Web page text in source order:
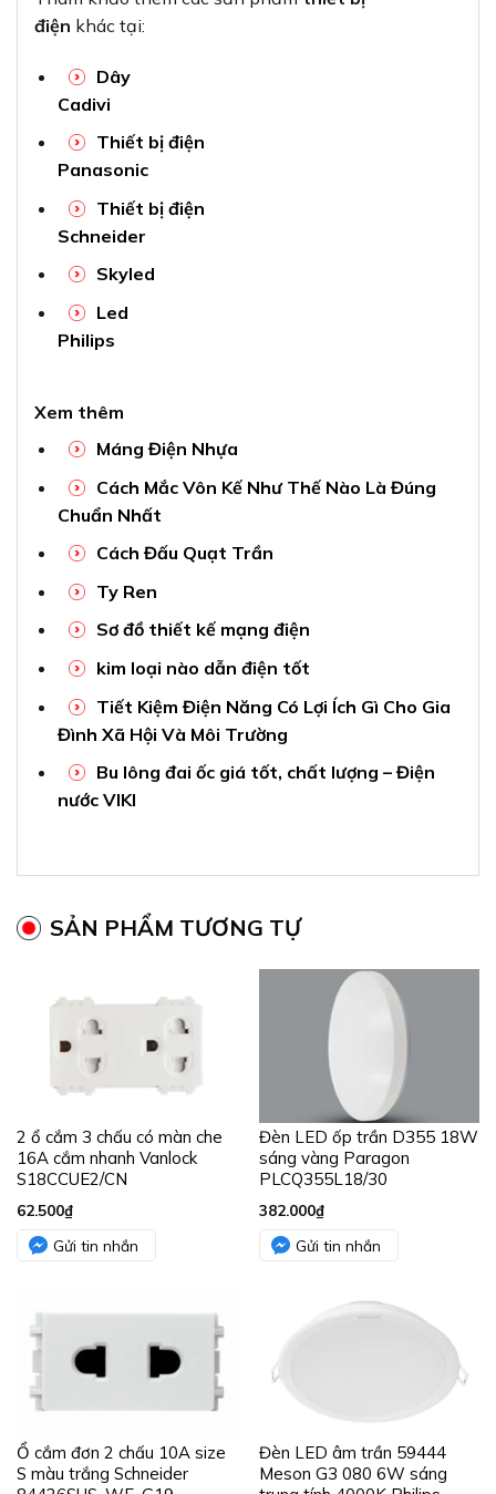
Xem thêm
Máng Điện Nhựa
Cách Mắc Vôn Kế Như Thế Nào Là Đúng
Chuẩn Nhất
Cách Đấu Quạt Trần
Ty Ren
Tiết Kiệm Điện Năng Có Lợi Ích Gì Cho Gia
SẢN PHẨM TƯƠNG TỰ
2 ổ cắm 3 chấu có màn che
16A cắm nhanh Vanlock
S18CCUE2/CN
Gửi tin nhắn
Đèn LED ốp trần D355 18W
sáng vàng Paragon
Gửi tin nhắn
Ổ cắm đơn 2 chấu 10A size
S màu trắng Schneider
86.900₫
Gửi tin nhắn
Đèn LED âm trần 59444
Meson G3 080 6W sáng
trung tính 4000K Philips
74.300₫
Gửi tin nhắn
Băng keo cách điện PVC 10
yard đỏ (Đài Loan) Nanoco
FKPT10R
Chống sét lan truyền iPRD
3P+N – 400V – 20kA loại 2
A9L20600